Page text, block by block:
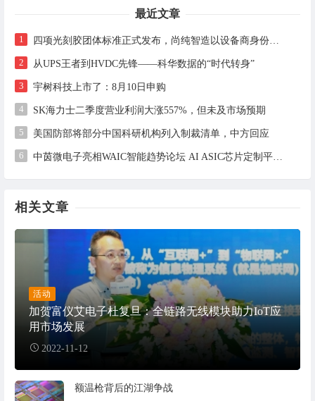
最近文章
1 四项光刻胶团体标准正式发布，尚纯智造以设备商身份跻身标准起草席
2 从UPS王者到HVDC先锋——科华数据的“时代转身”
3 宇树科技上市了：8月10日申购
4 SK海力士二季度营业利润大涨557%，但未及市场预期
5 美国防部将部分中国科研机构列入制裁清单，中方回应
6 中茵微电子亮相WAIC智能趋势论坛 AI ASIC芯片定制平台赋能工业AI落地
相关文章
活动
加贺富仪艾电子杜复旦：全链路无线模块助力IoT应
用市场发展
2022-11-12
额温枪背后的江湖争战